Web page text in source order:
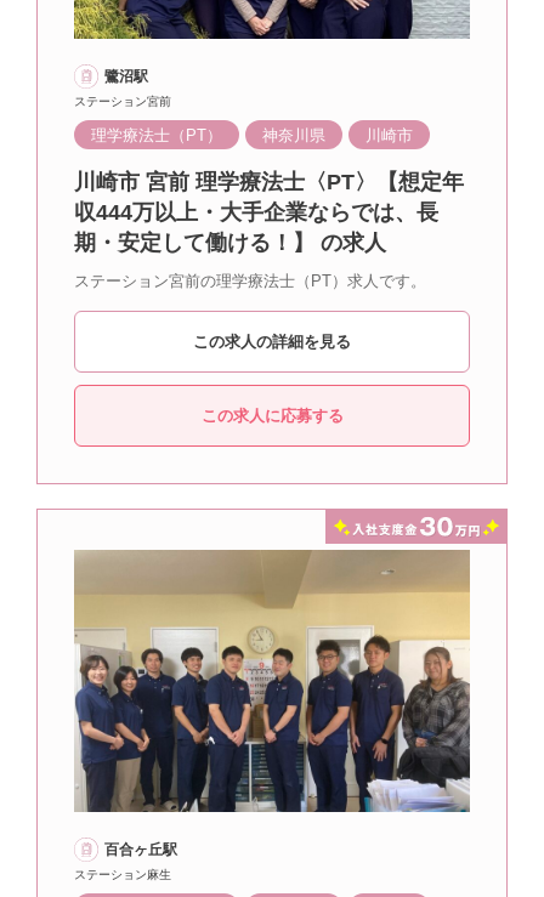
鷺沼駅
ステーション宮前
理学療法士（PT） 神奈川県 川崎市
川崎市 宮前 理学療法士〈PT〉【想定年
収444万以上・大手企業ならでは、長
期・安定して働ける！】 の求人
ステーション宮前の理学療法士（PT）求人です。
この求人の詳細を見る
この求人に応募する
百合ヶ丘駅
ステーション麻生